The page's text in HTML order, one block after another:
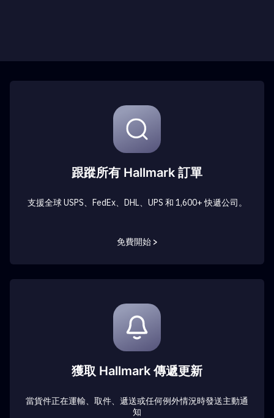
跟蹤所有 Hallmark 訂單
支援全球 USPS、FedEx、DHL、UPS 和 1,600+ 快遞公司。
免費開始 >
獲取 Hallmark 傳遞更新
當貨件正在運輸、取件、遞送或任何例外情況時發送主動通
知